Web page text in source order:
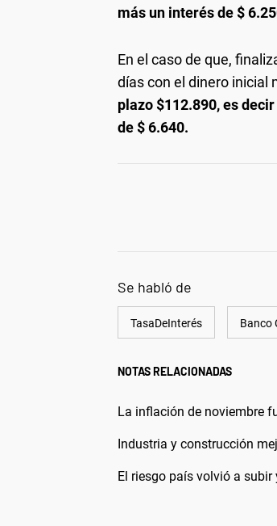
más un interés de $
En el caso de que,
días con el dinero inicial
plazo $112.890, es
de $ 6.640.
Se habló de
TasaDeInterés Banco
NOTAS RELACIONADAS
La inflación de noviembre
Industria y construcción
El riesgo país volvió a